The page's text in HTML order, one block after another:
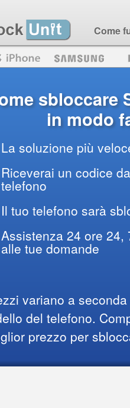
Come
Blackberry
sbloccare
in modo
La soluzione più
Riceverai un codice
telefono
Il tuo telefono sarà
Assistenza 24 ore 24,
alle tue domande
variano a
del telefono.
prezzo per